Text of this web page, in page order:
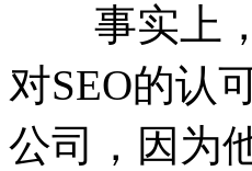
事实上，
对SEO的认
公司，因为